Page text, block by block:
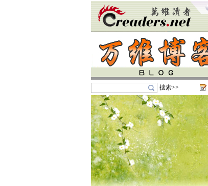
搜索>>